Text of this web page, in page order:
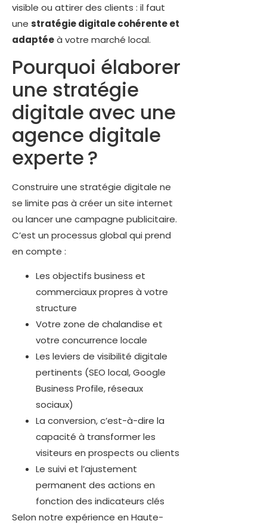
visible ou attirer des clients : il faut
une stratégie digitale cohérente et
adaptéeà votre marché local.
Pourquoi élaborer
une stratégie
digitale avec une
agence digitale
experte ?
Construire une stratégie digitale ne
se limite pas à créer un site internet
ou lancer une campagne publicitaire.
C’est un processus global qui prend
en compte :
Les objectifs business et
commerciaux propres à votre
structure
Votre zone de chalandise et
votre concurrence locale
Les leviers de visibilité digitale
pertinents (SEO local, Google
Business Profile, réseaux
sociaux)
La conversion, c’est-à-dire la
capacité à transformer les
visiteurs en prospects ou clients
Le suivi et l’ajustement
permanent des actions en
fonction des indicateurs clés
Selon notre expérience en Haute-